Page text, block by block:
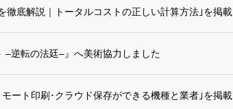
徹底解説｜トータルコストの正しい計算方法｣を掲載
–逆転の法廷–』へ美術協力しました
ート印刷･クラウド保存ができる機種と業者｣を掲載